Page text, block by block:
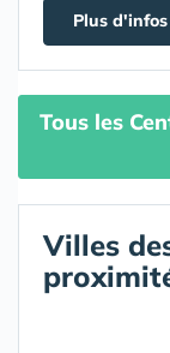
Plus d'infos
Tous les
Villes